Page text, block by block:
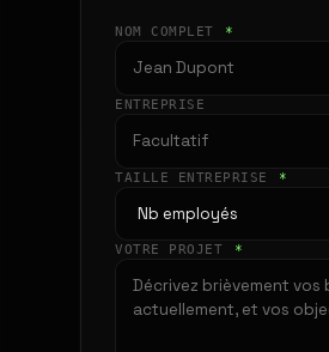
NOM COMPLET *
ENTREPRISE
TAILLE ENTREPRISE *
VOTRE PROJET *